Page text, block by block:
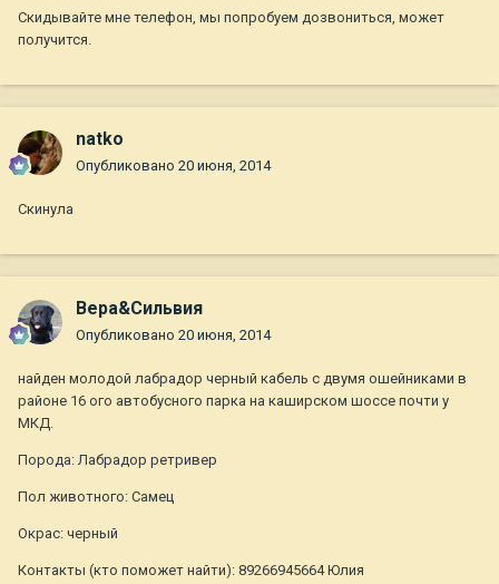
Скидывайте мне телефон, мы попробуем дозвониться, может
получится.
natko
Опубликовано 20 июня, 2014
Скинула
Вера&Сильвия
Опубликовано 20 июня, 2014
найден молодой лабрадор черный кабель с двумя ошейниками в
районе 16 ого автобусного парка на каширском шоссе почти у
МКД.
Порода: Лабрадор ретривер
Пол животного: Самец
Окрас: черный
Контакты (кто поможет найти): 89266945664 Юлия